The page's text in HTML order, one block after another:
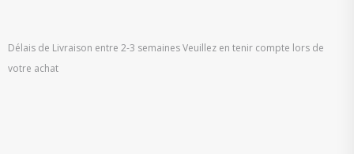
Délais de Livraison entre 2-3 semaines Veuillez en tenir compte lors de
votre achat